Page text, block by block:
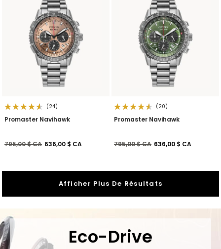
(24)
Promaster Navihawk
Prix réduit de
795,00 $ CAà636,00 $ CA
(20)
Promaster Navihawk
Prix réduit de
795,00 $ CAà636,00 $ CA
Afficher Plus De Résultats
Eco-Drive